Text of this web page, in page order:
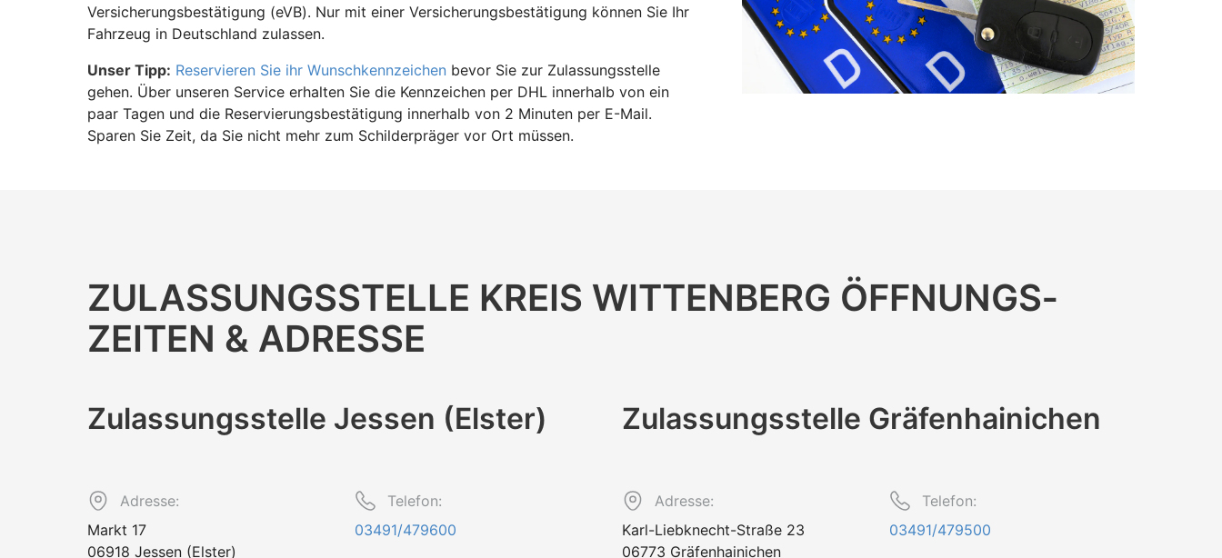
Versicherungsbestätigung (eVB). Nur mit einer Versicherungsbestätigung können Sie Ihr
Fahrzeug in Deutschland zulassen.
Unser Tipp: Reservieren Sie ihr Wunschkennzeichen bevor Sie zur Zulassungsstelle
gehen. Über unseren Service erhalten Sie die Kennzeichen per DHL innerhalb von ein
paar Tagen und die Reservierungsbestätigung innerhalb von 2 Minuten per E-Mail.
Sparen Sie Zeit, da Sie nicht mehr zum Schilderpräger vor Ort müssen.
ZULASSUNGS­STELLE KREIS WITTENBERG ÖFFNUNGS­
ZEITEN & ADRESSE
Zulassungs­stelle Jessen (Elster)
Adresse:
Markt 17
06918 Jessen (Elster)
Telefon:
03491/479600
Zulassungs­stelle Gräfenhainichen
Adresse:
Karl-Liebknecht-Straße 23
06773 Gräfenhainichen
Telefon:
03491/479500